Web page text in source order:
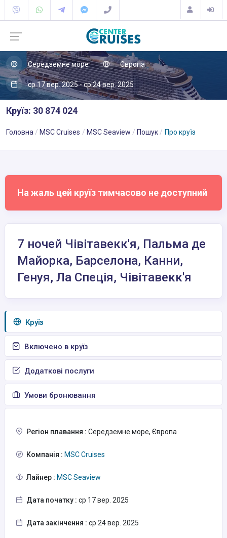
Середземне море Європа
ср 17 вер. 2025 - ср 24 вер. 2025
Круїз: 30 874 024
Головна MSC Cruises MSC Seaview Пошук Про круїз
На жаль цей круїз тимчасово не доступний
7 ночей Чівітавекк'я, Пальма де
Майорка, Барселона, Канни,
Генуя, Ла Спеція, Чівітавекк'я
Круїз
Включено в круїз
Додаткові послуги
Умови бронювання
Регіон плавання : Середземне море, Європа
Компанія : MSC Cruises
Лайнер : MSC Seaview
Дата початку : ср 17 вер. 2025
Дата закінчення : ср 24 вер. 2025